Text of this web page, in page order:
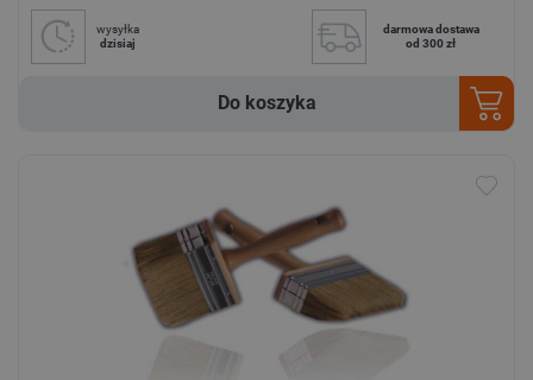
wysyłka
dzisiaj
darmowa dostawa
od 300 zł
Do koszyka